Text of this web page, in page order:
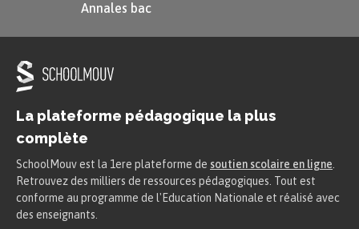
Annales bac
La plateforme pédagogique la plus
complète
SchoolMouv est la 1ere plateforme de soutien scolaire en ligne
Retrouvez des milliers de ressources pédagogiques. Tout est
conforme au programme de l'Education Nationale et réalisé avec
des enseignants.